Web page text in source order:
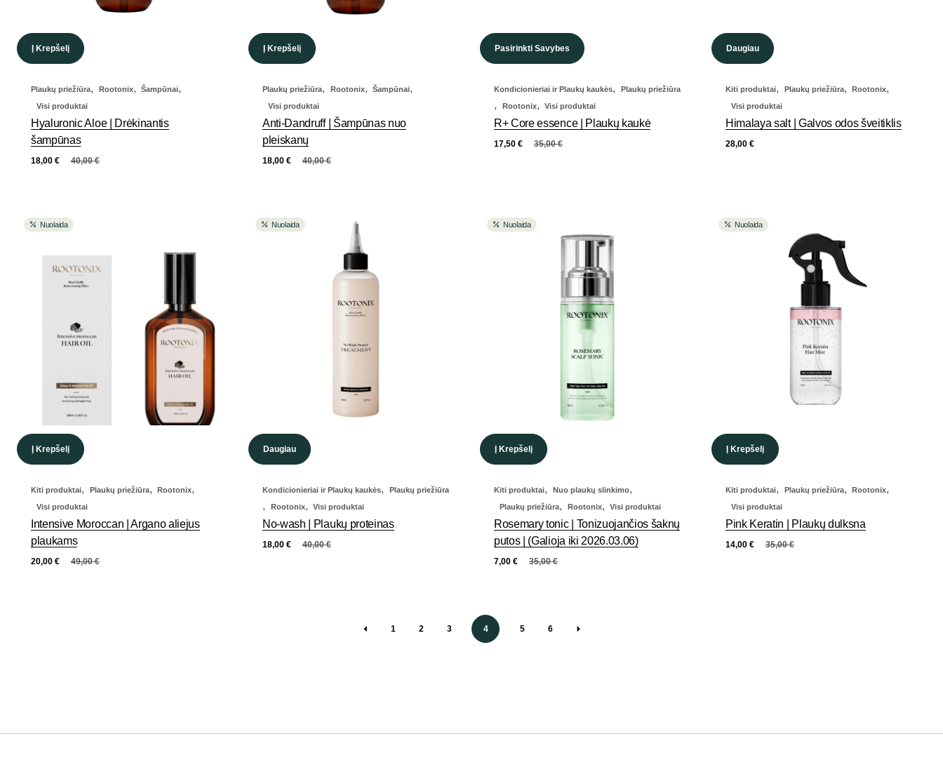
Į Krepšelį
Plaukų priežiūra, Rootonix, Šampūnai,
Visi produktai
Hyaluronic Aloe | Drėkinantis
šampūnas
40,00€
18,00 €
Į Krepšelį
Plaukų priežiūra, Rootonix, Šampūnai,
Visi produktai
Anti-Dandruff | Šampūnas nuo
pleiskanų
40,00€
18,00 €
Pasirinkti Savybes
Kondicionieriai ir Plaukų kaukės, Plaukų priežiūra
, Rootonix, Visi produktai
R+ Core essence | Plaukų kaukė
35,00€
17,50 €
Daugiau
Kiti produktai, Plaukų priežiūra, Rootonix,
Visi produktai
Himalaya salt | Galvos odos šveitiklis
28,00 €
Nuolaida
Į Krepšelį
Kiti produktai, Plaukų priežiūra, Rootonix,
Visi produktai
Intensive Moroccan | Argano aliejus
plaukams
49,00€
20,00 €
Nuolaida
Daugiau
Kondicionieriai ir Plaukų kaukės, Plaukų priežiūra
, Rootonix, Visi produktai
No-wash | Plaukų proteinas
40,00€
18,00 €
Nuolaida
Į Krepšelį
Kiti produktai, Nuo plaukų slinkimo,
Plaukų priežiūra, Rootonix, Visi produktai
Rosemary tonic | Tonizuojančios šaknų
putos | (Galioja iki 2026.03.06)
35,00€
7,00 €
Nuolaida
Į Krepšelį
Kiti produktai, Plaukų priežiūra, Rootonix,
Visi produktai
Pink Keratin | Plaukų dulksna
35,00€
14,00 €
1 2 3 4 5 6